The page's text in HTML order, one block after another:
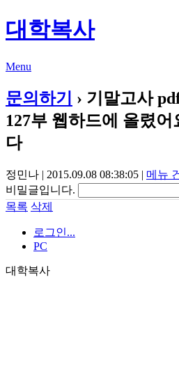
대학복사
Menu
문의하기
› 기말고사
127부 웹하드에 올렸어
다
정민나 | 2015.09.08 08:38:05 | 메뉴
비밀글입니다.
목록 삭제
로그인...
PC
대학복사